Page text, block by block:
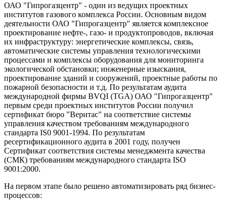
ОАО "Гипрогазцентр" - один из ведущих проектных
институтов газового комплекса России. Основным видом
деятельности ОАО "Гипрогазцентр" является комплексное
проектирование нефте-, газо- и продуктопроводов, включая
их инфраструктуру: энергетические комплексы, связь,
автоматические системы управления технологическими
процессами и комплексы оборудования для мониторинга
экологической обстановки; инженерные изыскания,
проектирование зданий и сооружений, проектные работы по
пожарной безопасности и т.д. По результатам аудита
международной фирмы BVQI (TGA) ОАО "Гипрогазцентр"
первым среди проектных институтов России получил
сертификат бюро "Веритас" на соответствие системы
управления качеством требованиям международного
стандарта IS0 9001-1994. По результатам
ресертификационного аудита в 2001 году, получен
Сертификат соответствия системы менеджмента качества
(СМК) требованиям международного стандарта ISO
9001:2000.
На первом этапе было решено автоматизировать ряд бизнес-
процессов: